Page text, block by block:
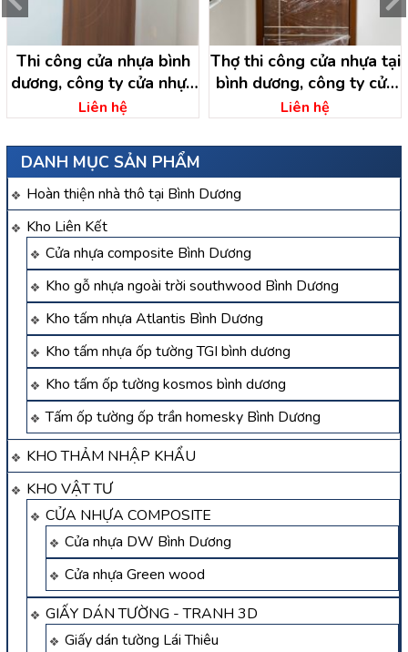
DANH MỤC SẢN PHẨM
Hoàn thiện nhà thô tại Bình Dương
Kho Liên Kết
Cửa nhựa composite Bình Dương
Kho gỗ nhựa ngoài trời southwood Bình Dương
Kho tấm nhựa Atlantis Bình Dương
Kho tấm nhựa ốp tường TGI bình dương
Kho tấm ốp tường kosmos bình dương
Tấm ốp tường ốp trần homesky Bình Dương
KHO THẢM NHẬP KHẨU
KHO VẬT TƯ
CỬA NHỰA COMPOSITE
Cửa nhựa DW Bình Dương
Cửa nhựa Green wood
GIẤY DÁN TƯỜNG - TRANH 3D
Giấy dán tường Lái Thiêu
Thi công cửa nhựa bình
dương, công ty cửa nhựa
bình dương
Liên hệ
Thợ thi công cửa nhựa tại
bình dương, công ty cửa
nhựa bình dương
Liên hệ